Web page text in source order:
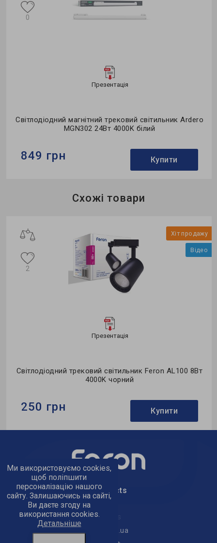
Презентація
Світлодіодний магнітний трековий світильник Ardero
MGN302 24Вт 4000K білий
0
849 грн Купити
Схожі товари
Хіт продажу
Відео
Презентація
Світлодіодний трековий світильник Feron AL100 8Вт
4000K чорний
2
250 грн Купити
Тип світильника:трековий
Колекція:однофазні
text_kontacts
text_golov_ofis
office@feron.ua
Ми використовуємо cookies,
щоб поліпшити
персоналізацію нашого
сайту. Залишаючись на сайті,
Ви даєте згоду на
використання cookies.
Детальніше